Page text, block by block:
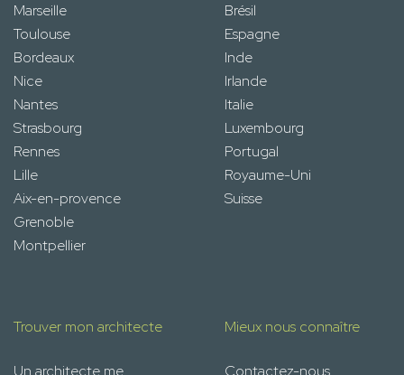
Marseille
Toulouse
Bordeaux
Nice
Nantes
Strasbourg
Rennes
Lille
Aix-en-provence
Grenoble
Montpellier
Brésil
Espagne
Inde
Irlande
Italie
Luxembourg
Portugal
Royaume-Uni
Suisse
Trouver mon architecte Mieux nous connaître